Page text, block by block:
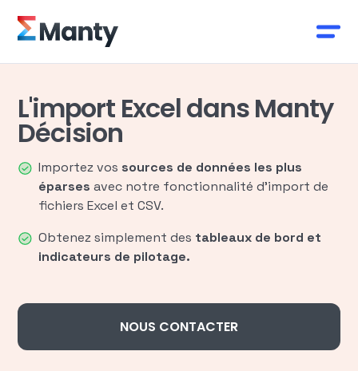
L'import Excel dans Manty
Décision
​Importez vos sources de données les plus
éparses avec notre fonctionnalité d’import de
fichiers Excel et CSV.
Obtenez simplement des tableaux de bord et
indicateurs de pilotage.
NOUS CONTACTER